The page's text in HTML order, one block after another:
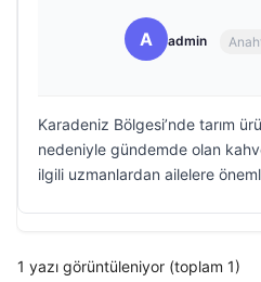
A admin
Karadeniz Bölgesi’nde tarım
nedeniyle gündemde olan
ilgili uzmanlardan ailelere
1 yazı görüntüleniyor (toplam 1)